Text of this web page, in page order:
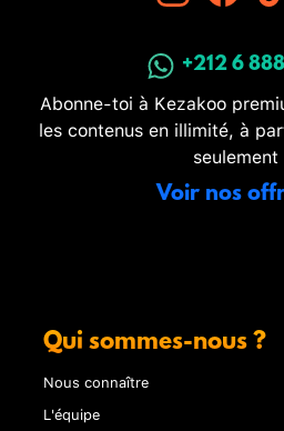
+212 6
Abonne-toi à Kezakoo
les contenus en illimité, à
Voir nos
Qui sommes-nous ?
Nous connaître
L'équipe